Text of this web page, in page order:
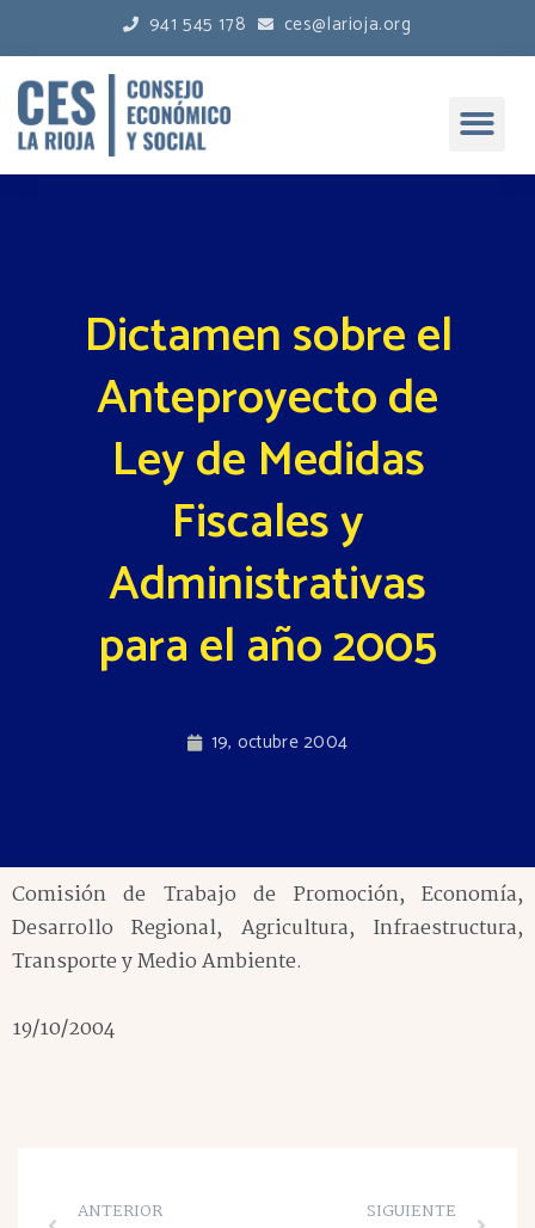
941 545 178 ces@larioja.org
Dictamen sobre el
Anteproyecto de
Ley de Medidas
Fiscales y
Administrativas
para el año 2005
19, octubre 2004
Comisión de Trabajo de Promoción, Economía,
Desarrollo Regional, Agricultura, Infraestructura,
Transporte y Medio Ambiente.
19/10/2004
ANTERIOR SIGUIENTE